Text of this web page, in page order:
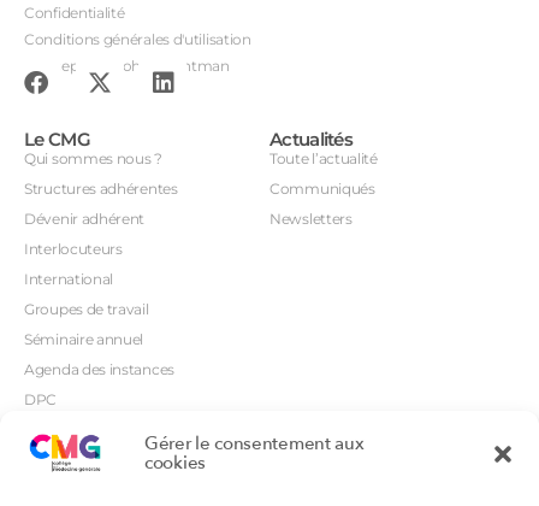
Gérer le consentement aux
cookies
Confidentialité
Conditions générales d'utilisation
Conception : John Brightman
Le CMG
Qui sommes nous ?
Structures adhérentes
Dévenir adhérent
Interlocuteurs
International
Groupes de travail
Séminaire annuel
Agenda des instances
DPC
Orientations prioritaires
Actualités
Toute l’actualité
Communiqués
Newsletters